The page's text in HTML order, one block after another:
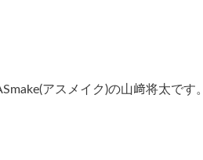
アスメイク)の山﨑将太です。